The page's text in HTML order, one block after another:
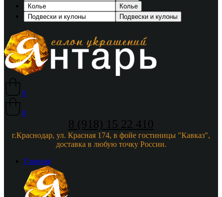
Колье
Подвески и кулоны
0
0
8 (918) 15 22 410
г.Краснодар, ул. Красная 174, в фойе гостиницы "Кавказ",
доставка в любую точку России.
Главная